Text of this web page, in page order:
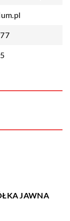
JAWNA